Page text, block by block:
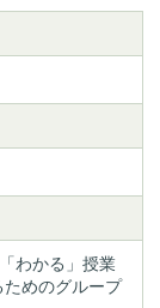
わかる」授業
めのグループ